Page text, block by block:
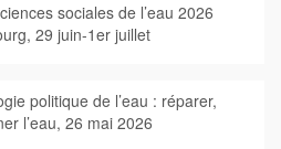
sociales de l’eau 2026
29 juin-1er juillet
politique de l’eau : réparer,
l’eau, 26 mai 2026